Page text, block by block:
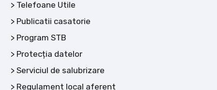
Telefoane Utile
Publicatii casatorie
Program STB
Protecția datelor
Serviciul de salubrizare
Regulament local aferent